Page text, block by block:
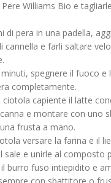
Williams Bio e
di pera in una padella,
cannella e farli saltare
spegnere il fuoco e
completamente.
ciotola capiente il latte
e montare con uno
frusta a mano.
versare la farina e il
sale e unirle al composto
burro fuso intiepidito e
con sbattitore o